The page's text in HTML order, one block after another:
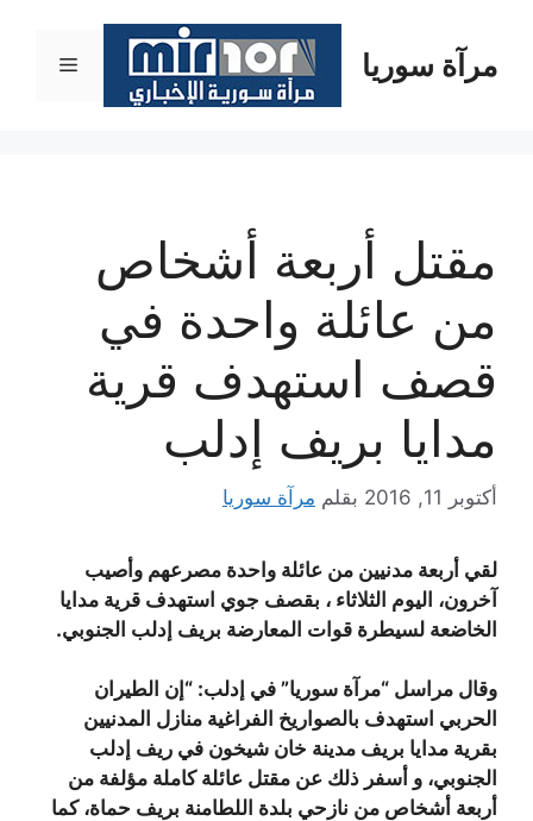
المحتوىمرآة سوريا القائمة
مقتل أربعة أشخاص
من عائلة واحدة في
قصف استهدف قرية
مدايا بريف إدلب
أكتوبر 11, 2016 بقلم مرآة سوريا
لقي أربعة مدنيين من عائلة واحدة مصرعهم وأصيب
آخرون، اليوم الثلاثاء ، بقصف جوي استهدف قرية مدايا
الخاضعة لسيطرة قوات المعارضة بريف إدلب الجنوبي.
وقال مراسل “مرآة سوريا” في إدلب: “إن الطيران
الحربي استهدف بالصواريخ الفراغية منازل المدنيين
بقرية مدايا بريف مدينة خان شيخون في ريف إدلب
الجنوبي، و أسفر ذلك عن مقتل عائلة كاملة مؤلفة من
أربعة أشخاص من نازحي بلدة اللطامنة بريف حماة، كما